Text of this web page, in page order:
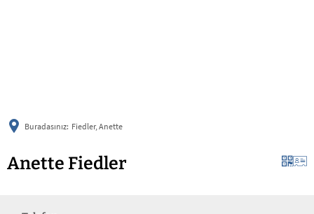
Buradasınız: Fiedler, Anette
Anette Fiedler